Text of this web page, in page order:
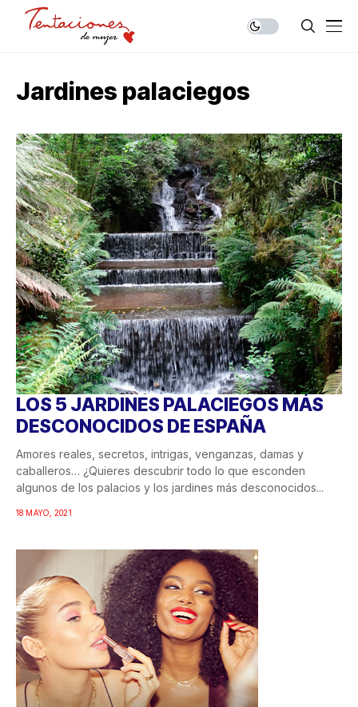
Jardines palaciegos
LOS 5 JARDINES PALACIEGOS MÁS
DESCONOCIDOS DE ESPAÑA
Amores reales, secretos, intrigas, venganzas, damas y
caballeros… ¿Quieres descubrir todo lo que esconden
algunos de los palacios y los jardines más desconocidos...
18 MAYO, 2021